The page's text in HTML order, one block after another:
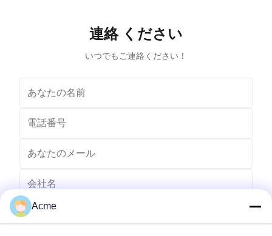
efficiently while maintaining their integrity. Advanced
連絡 ください
いつでもご連絡ください！
Acme